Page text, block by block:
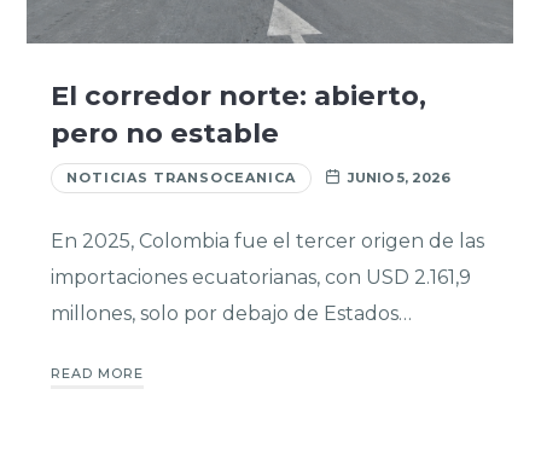
El corredor norte: abierto,
pero no estable
NOTICIAS TRANSOCEANICA JUNIO 5, 2026
En 2025, Colombia fue el tercer origen de las
importaciones ecuatorianas, con USD 2.161,9
millones, solo por debajo de Estados…
READ MORE